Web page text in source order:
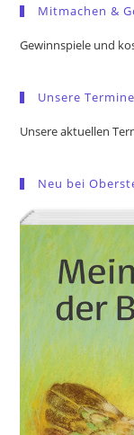
Mitmachen &
Gewinnspiele und
Unsere Termine
Unsere aktuellen
Neu bei